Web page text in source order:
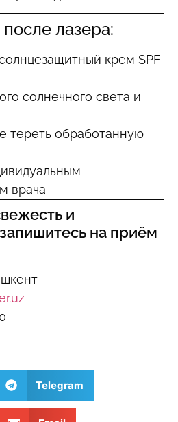
лазера:
крем SPF
солнечного света и
тереть обработанную
врача
и
на приём
Telegram